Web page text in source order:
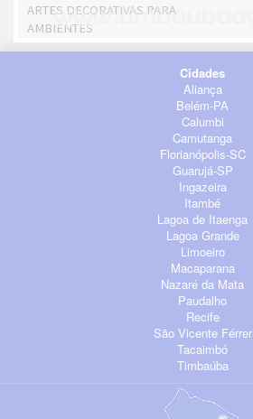
ARTES DECORATIVAS PARA
AMBIENTES
Cidades
Aliança
Belém-PA
Calumbi
Camutanga
Florianópolis-SC
Guarujá-SP
Ingazeira
Itambé
Lagoa de Itaenga
Lagoa Grande
Limoeiro
Macaparana
Nazaré da Mata
Paudalho
Recife
São Vicente Férrer
Tacaimbó
Timbaúba